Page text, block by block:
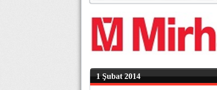
1 Şubat 2014